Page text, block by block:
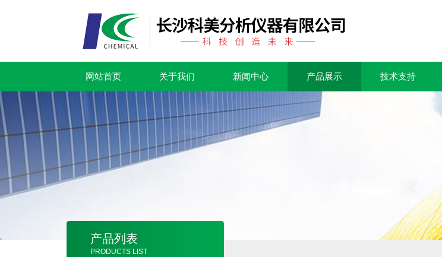
网站首页 关于我们 新闻中心 产品展示 技术支持
产品列表
PRODUCTS LIST